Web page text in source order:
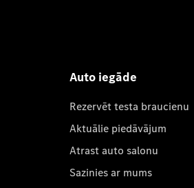
Auto iegāde
Rezervēt testa braucienu
Aktuālie piedāvājum
Atrast auto salonu
Sazinies ar mums